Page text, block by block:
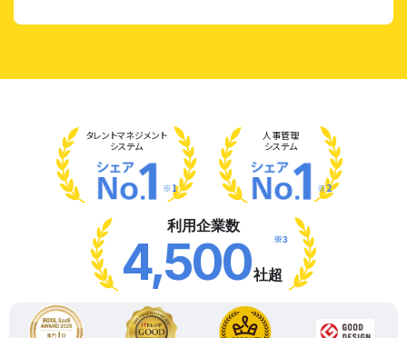
タレントマネジメント
システム
※1
人事管理
システム
※2
利用企業数
4,500社超
※3